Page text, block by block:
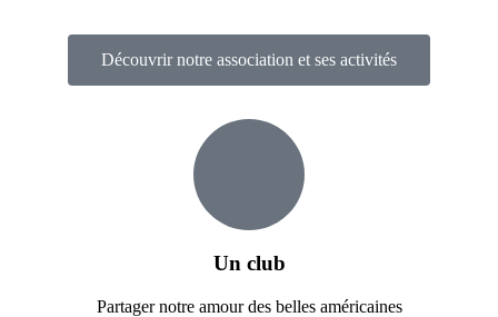
Découvrir notre association et ses activités
Un club
Partager notre amour des belles américaines